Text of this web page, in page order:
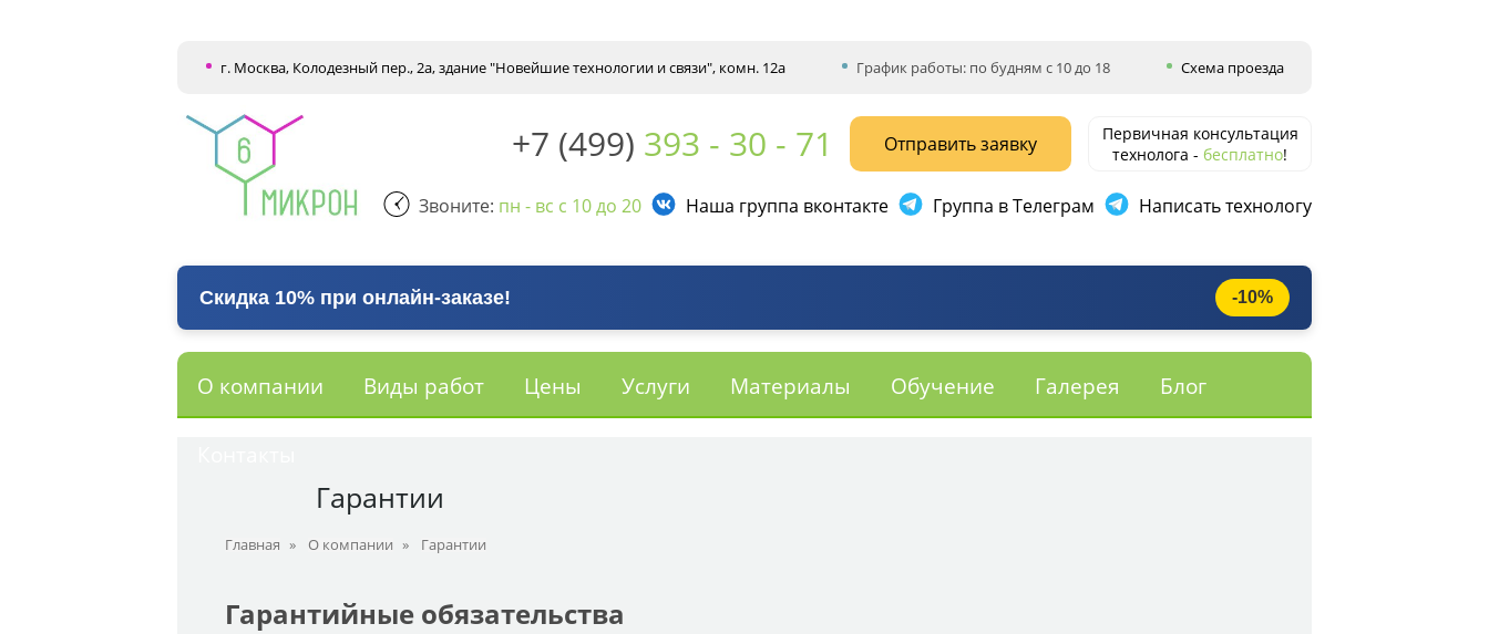
г. Москва, Колодезный пер., 2а, здание "Новейшие технологии и связи", комн. 12а График работы: по будням с 10 до 18 Схема проезда
+7 (499) 393 - 30 - 71 Отправить заявку
Первичная консультация
технолога - бесплатно!
Звоните: пн - вс с 10 до 20 Наша группа вконтакте Группа в Телеграм Написать технологу
Скидка 10% при онлайн-заказе! -10%
О компании Виды работ Цены Услуги Материалы Обучение Галерея Блог
Гарантии
Главная » О компании » Гарантии
Гарантийные обязательства